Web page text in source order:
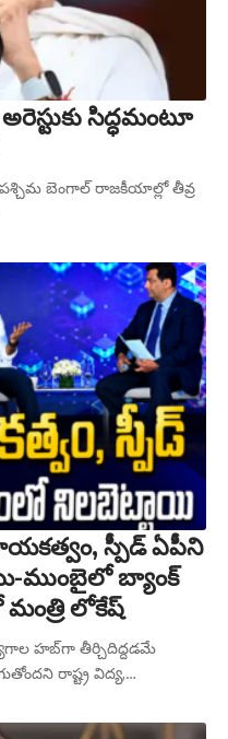
సిద్ధమంటూ
పశ్చిమ బెంగాల్ రాజకీయాల్లో తీవ్ర
స్పీడ్ ఏపీని
ముంబైలో బ్యాంక్
లోకేష్
హబ్‌గా తీర్చిదిద్దడమే
రాష్ట్ర విద్య,…